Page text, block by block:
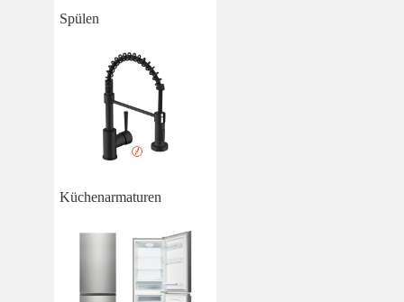
Spülen
Küchenarmaturen